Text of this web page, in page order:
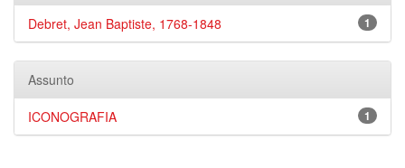
1
Debret, Jean Baptiste, 1768-1848
Assunto
1
ICONOGRAFIA